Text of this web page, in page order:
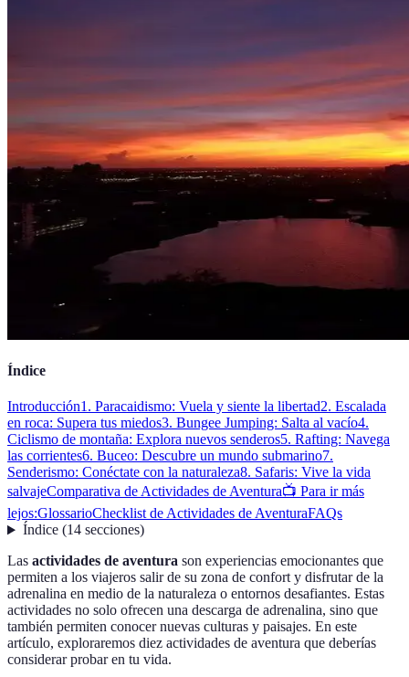
Índice
Introducción1. Paracaidismo: Vuela y siente la libertad2. Escalada
en roca: Supera tus miedos3. Bungee Jumping: Salta al vacío4.
Ciclismo de montaña: Explora nuevos senderos5. Rafting: Navega
las corrientes6. Buceo: Descubre un mundo submarino7.
Senderismo: Conéctate con la naturaleza8. Safaris: Vive la vida
salvajeComparativa de Actividades de Aventura📺 Para ir más
lejos:GlossarioChecklist de Actividades de AventuraFAQs
Índice(14 secciones)
Las actividades de aventura son experiencias emocionantes que
permiten a los viajeros salir de su zona de confort y disfrutar de la
adrenalina en medio de la naturaleza o entornos desafiantes. Estas
actividades no solo ofrecen una descarga de adrenalina, sino que
también permiten conocer nuevas culturas y paisajes. En este
artículo, exploraremos diez actividades de aventura que deberías
considerar probar en tu vida.